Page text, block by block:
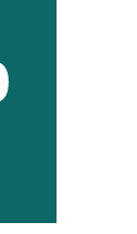
৪ কর্মকর্তার